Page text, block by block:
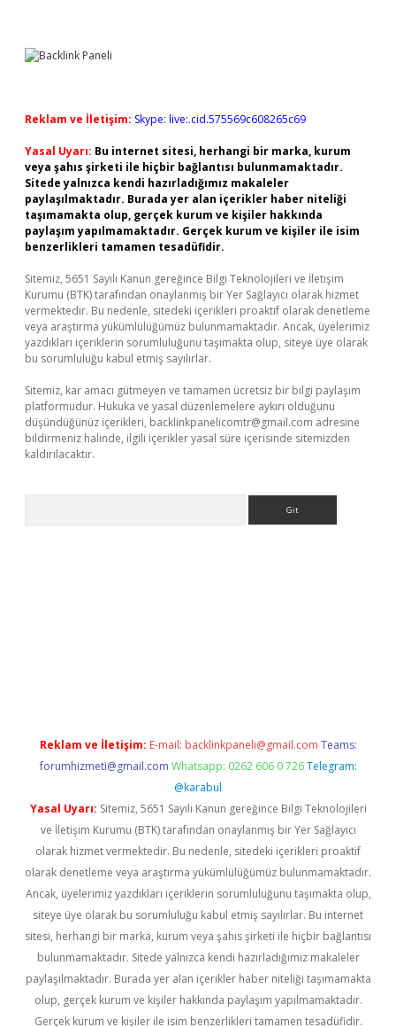
Reklam ve İletişim: Skype: live:.cid.575569c608265c69
Yasal Uyarı: Bu internet sitesi, herhangi bir marka, kurum
veya şahıs şirketi ile hiçbir bağlantısı bulunmamaktadır.
Sitede yalnızca kendi hazırladığımız makaleler
paylaşılmaktadır. Burada yer alan içerikler haber niteliği
taşımamakta olup, gerçek kurum ve kişiler hakkında
paylaşım yapılmamaktadır. Gerçek kurum ve kişiler ile isim
benzerlikleri tamamen tesadüfidir.
Sitemiz, 5651 Sayılı Kanun gereğince Bilgi Teknolojileri ve İletişim
Kurumu (BTK) tarafından onaylanmış bir Yer Sağlayıcı olarak hizmet
vermektedir. Bu nedenle, sitedeki içerikleri proaktif olarak denetleme
veya araştırma yükümlülüğümüz bulunmamaktadır. Ancak, üyelerimiz
yazdıkları içeriklerin sorumluluğunu taşımakta olup, siteye üye olarak
bu sorumluluğu kabul etmiş sayılırlar.
Sitemiz, kar amacı gütmeyen ve tamamen ücretsiz bir bilgi paylaşım
platformudur. Hukuka ve yasal düzenlemelere aykırı olduğunu
düşündüğünüz içerikleri, backlinkpanelicomtr@gmail.com adresine
bildirmeniz halinde, ilgili içerikler yasal süre içerisinde sitemizden
kaldırılacaktır.
Reklam ve İletişim: E-mail: backlinkpaneli@gmail.com Teams:
forumhizmeti@gmail.com Whatsapp: 0262 606 0 726 Telegram:
@karabul
Yasal Uyarı: Sitemiz, 5651 Sayılı Kanun gereğince Bilgi Teknolojileri
ve İletişim Kurumu (BTK) tarafından onaylanmış bir Yer Sağlayıcı
olarak hizmet vermektedir. Bu nedenle, sitedeki içerikleri proaktif
olarak denetleme veya araştırma yükümlülüğümüz bulunmamaktadır.
Ancak, üyelerimiz yazdıkları içeriklerin sorumluluğunu taşımakta olup,
siteye üye olarak bu sorumluluğu kabul etmiş sayılırlar. Bu internet
sitesi, herhangi bir marka, kurum veya şahıs şirketi ile hiçbir bağlantısı
bulunmamaktadır. Sitede yalnızca kendi hazırladığımız makaleler
paylaşılmaktadır. Burada yer alan içerikler haber niteliği taşımamakta
olup, gerçek kurum ve kişiler hakkında paylaşım yapılmamaktadır.
Gerçek kurum ve kişiler ile isim benzerlikleri tamamen tesadüfidir.